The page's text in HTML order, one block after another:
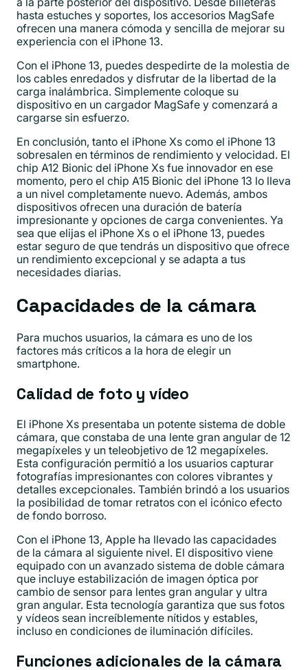
hasta estuches y soportes, los accesorios MagSafe
ofrecen una manera cómoda y sencilla de mejorar su
experiencia con el iPhone 13.
Con el iPhone 13, puedes despedirte de la molestia de
los cables enredados y disfrutar de la libertad de la
carga inalámbrica. Simplemente coloque su
dispositivo en un cargador MagSafe y comenzará a
cargarse sin esfuerzo.
En conclusión, tanto el iPhone Xs como el iPhone 13
sobresalen en términos de rendimiento y velocidad. El
chip A12 Bionic del iPhone Xs fue innovador en ese
momento, pero el chip A15 Bionic del iPhone 13 lo lleva
a un nivel completamente nuevo. Además, ambos
dispositivos ofrecen una duración de batería
impresionante y opciones de carga convenientes. Ya
sea que elijas el iPhone Xs o el iPhone 13, puedes
estar seguro de que tendrás un dispositivo que ofrece
un rendimiento excepcional y se adapta a tus
necesidades diarias.
Capacidades de la cámara
Para muchos usuarios, la cámara es uno de los
factores más críticos a la hora de elegir un
smartphone.
Calidad de foto y vídeo
El iPhone Xs presentaba un potente sistema de doble
cámara, que constaba de una lente gran angular de 12
megapíxeles y un teleobjetivo de 12 megapíxeles.
Esta configuración permitió a los usuarios capturar
fotografías impresionantes con colores vibrantes y
detalles excepcionales. También brindó a los usuarios
la posibilidad de tomar retratos con el icónico efecto
de fondo borroso.
Con el iPhone 13, Apple ha llevado las capacidades
de la cámara al siguiente nivel. El dispositivo viene
equipado con un avanzado sistema de doble cámara
que incluye estabilización de imagen óptica por
cambio de sensor para lentes gran angular y ultra
gran angular. Esta tecnología garantiza que sus fotos
y vídeos sean increíblemente nítidos y estables,
incluso en condiciones de iluminación difíciles.
Funciones adicionales de la cámara